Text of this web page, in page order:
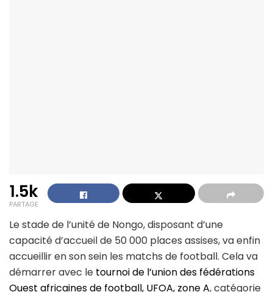
1.5k
PARTAGE
Le stade de l’unité de Nongo, disposant d’une
capacité d’accueil de 50 000 places assises, va enfin
accueillir en son sein les matchs de football. Cela va
démarrer avec le tournoi de l’union des fédérations
Ouest africaines de football, UFOA, zone A, catégorie